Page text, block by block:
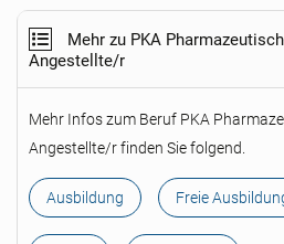
Mehr zu PKA
Angestellte/r
Mehr Infos zum Beruf PKA
Angestellte/r finden Sie folgend.
Ausbildung Freie